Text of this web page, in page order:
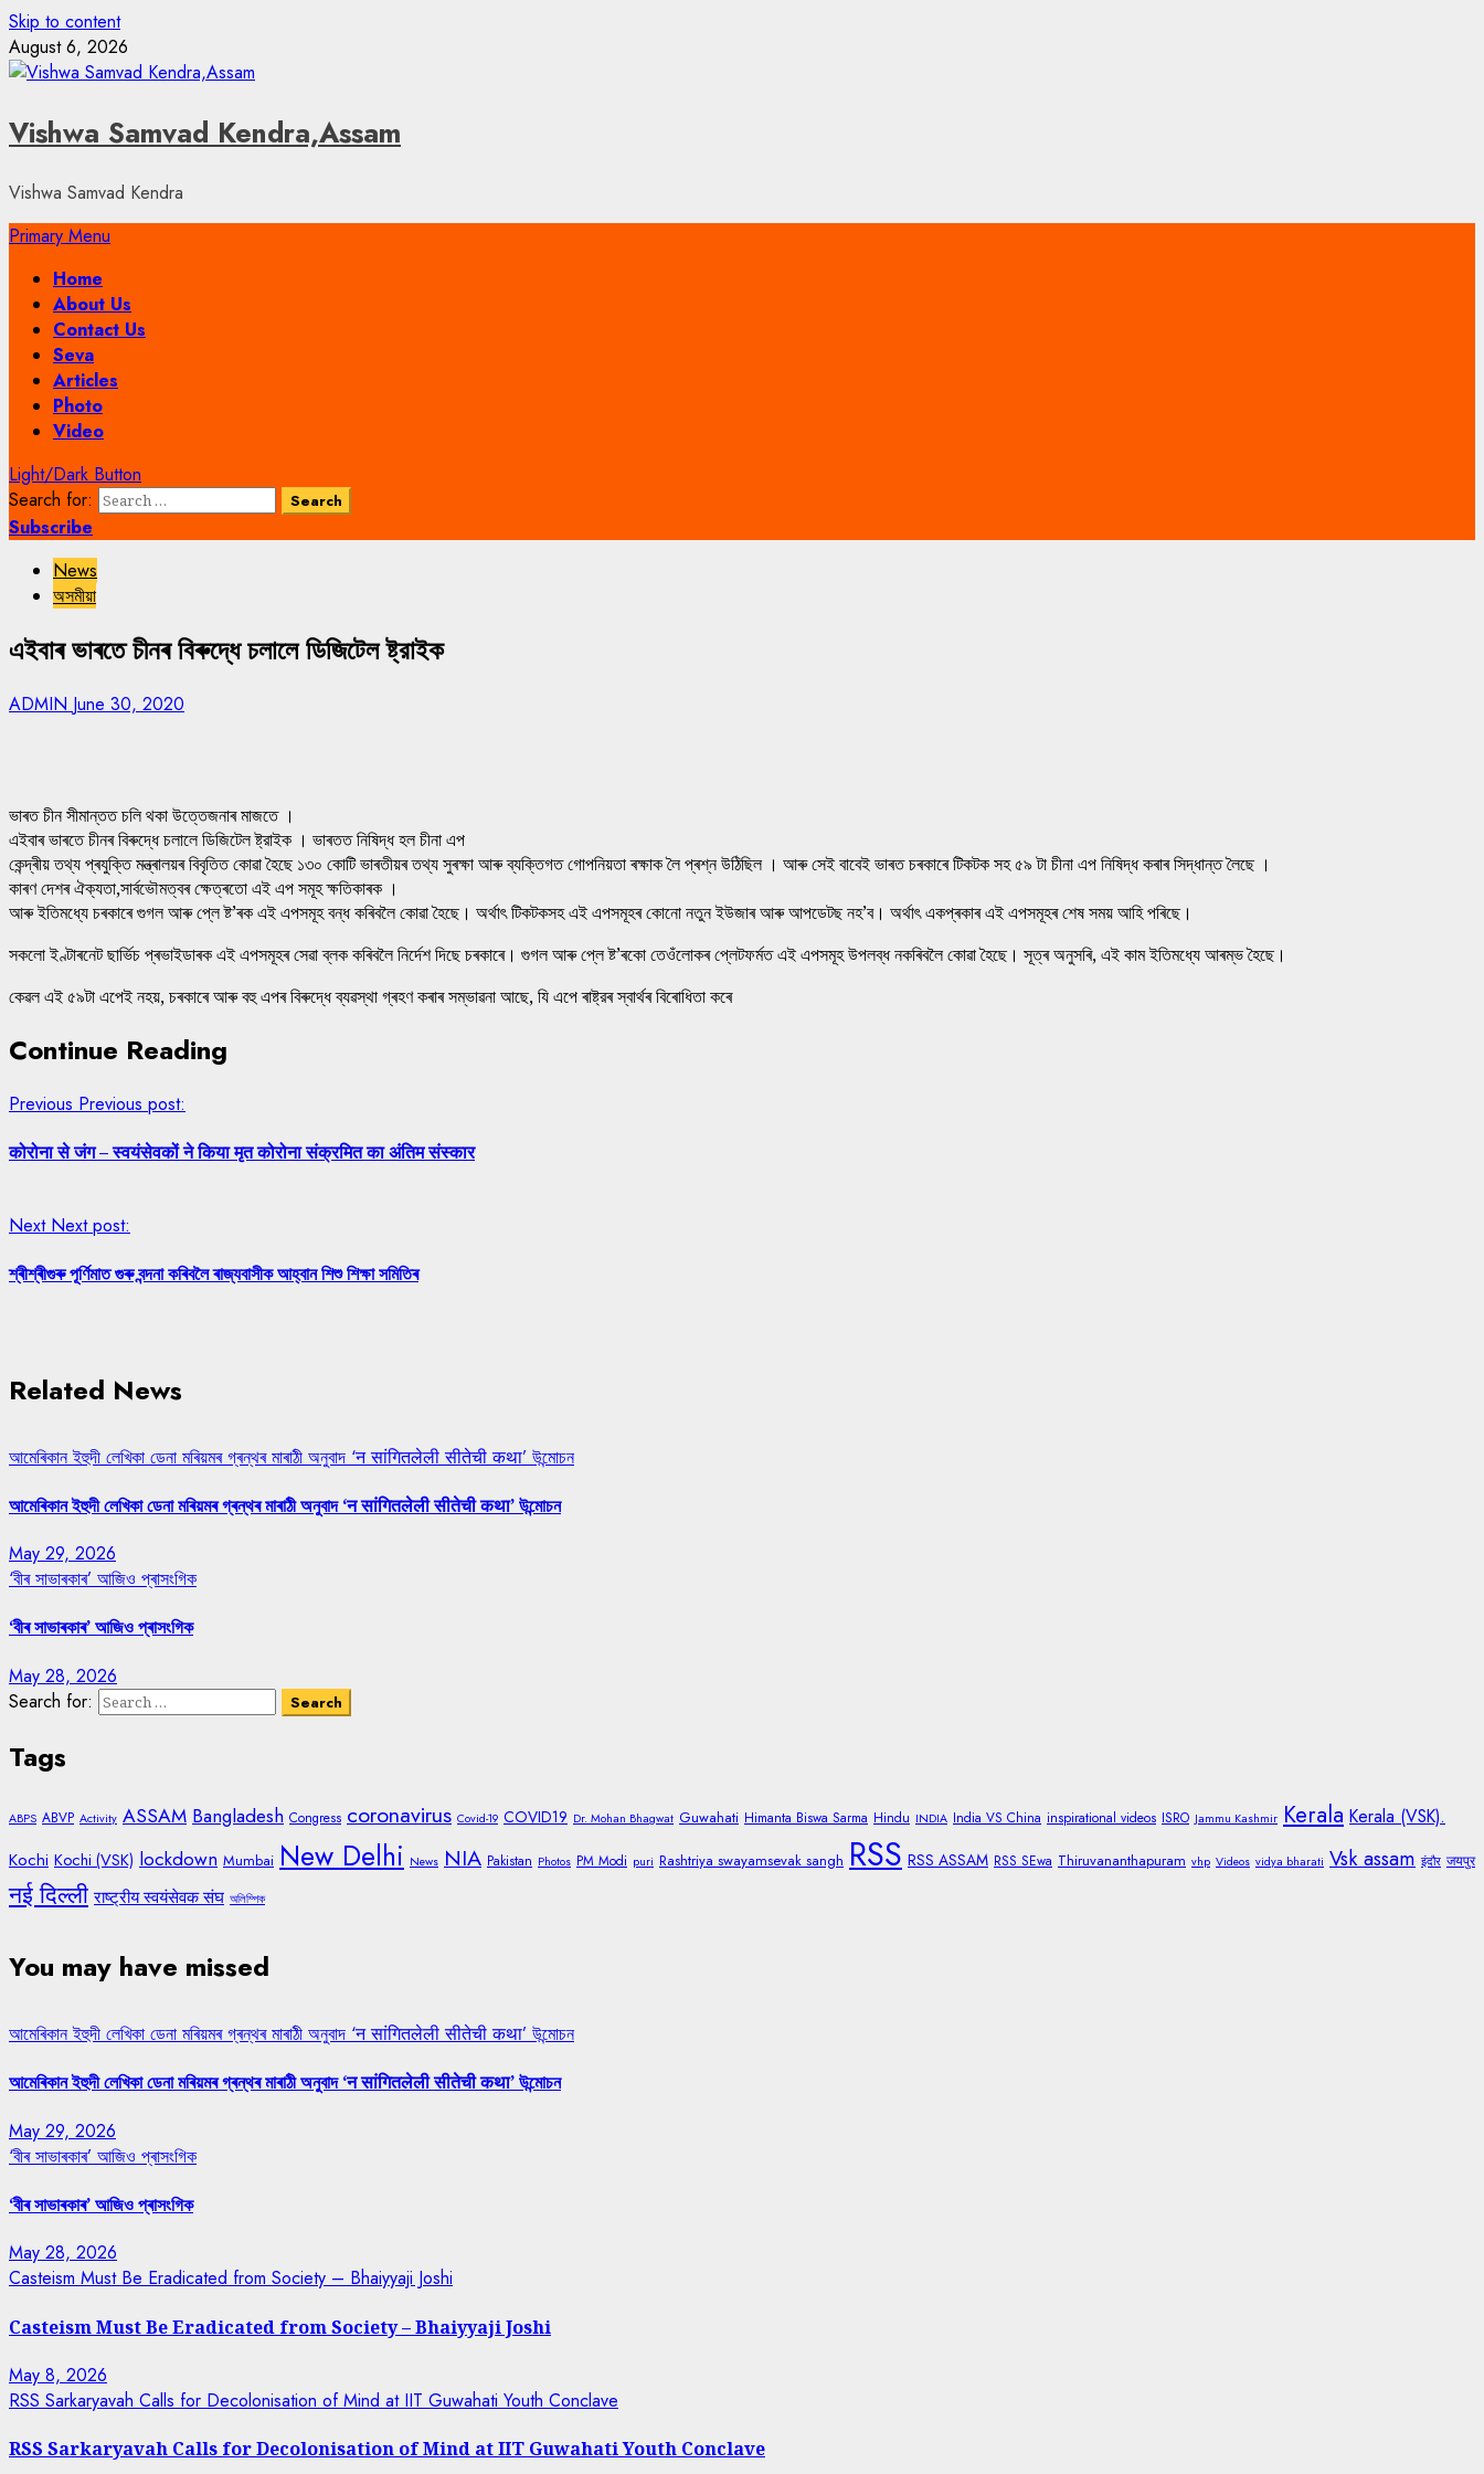
Skip to content
August 6, 2026
Vishwa Samvad Kendra,Assam
Vishwa Samvad Kendra
Primary Menu
Home
About Us
Contact Us
Seva
Articles
Photo
Video
Light/Dark Button
Search for:
Subscribe
News
অসমীয়া
এইবাৰ ভাৰতে চীনৰ বিৰুদ্ধে চলালে ডিজিটেল ষ্ট্রাইক
ADMIN June 30, 2020
ভাৰত চীন সীমান্তত চলি থকা উত্তেজনাৰ মাজতে ।
এইবাৰ ভাৰতে চীনৰ বিৰুদ্ধে চলালে ডিজিটেল ষ্ট্রাইক । ভাৰতত নিষিদ্ধ হল চীনা এপ
কেন্দ্ৰীয় তথ্য প্ৰযুক্তি মন্ত্ৰালয়ৰ বিবৃতিত কোৱা হৈছে ১৩০ কোটি ভাৰতীয়ৰ তথ্য সুৰক্ষা আৰু ব্যক্তিগত গোপনিয়তা ৰক্ষাক লৈ প্ৰশ্ন উঠিছিল । আৰু সেই বাবেই ভাৰত চৰকাৰে টিকটক সহ ৫৯ টা চীনা এপ নিষিদ্ধ কৰাৰ সিদ্ধান্ত লৈছে ।
কাৰণ দেশৰ ঐক্যতা,সাৰ্বভৌমত্বৰ ক্ষেত্ৰতো এই এপ সমূহ ক্ষতিকাৰক ।
আৰু ইতিমধ্যে চৰকাৰে গুগল আৰু প্লে ষ্ট’ৰক এই এপসমূহ বন্ধ কৰিবলৈ কোৱা হৈছে। অৰ্থাৎ টিকটকসহ এই এপসমূহৰ কোনো নতুন ইউজাৰ আৰু আপডেটছ নহ’ব। অৰ্থাৎ একপ্ৰকাৰ এই এপসমূহৰ শেষ সময় আহি পৰিছে।
সকলো ইণ্টাৰনেট ছাৰ্ভিচ প্ৰভাইডাৰক এই এপসমূহৰ সেৱা ব্লক কৰিবলৈ নিৰ্দেশ দিছে চৰকাৰে। গুগল আৰু প্লে ষ্ট’ৰকো তেওঁলোকৰ প্লেটফৰ্মত এই এপসমূহ উপলব্ধ নকৰিবলৈ কোৱা হৈছে। সূত্ৰ অনুসৰি, এই কাম ইতিমধ্যে আৰম্ভ হৈছে।
কেৱল এই ৫৯টা এপেই নহয়, চৰকাৰে আৰু বহু এপৰ বিৰুদ্ধে ব্যৱস্থা গ্ৰহণ কৰাৰ সম্ভাৱনা আছে, যি এপে ৰাষ্ট্রৰ স্বাৰ্থৰ বিৰোধিতা কৰে
Continue Reading
Previous Previous post:
कोरोना से जंग – स्वयंसेवकों ने किया मृत कोरोना संक्रमित का अंतिम संस्कार
Next Next post:
শ্ৰীশ্ৰীগুৰু পূৰ্ণিমাত গুৰু বন্দনা কৰিবলৈ ৰাজ্যবাসীক আহ্বান শিশু শিক্ষা সমিতিৰ
Related News
আমেৰিকান ইহুদী লেখিকা ডেনা মৰিয়মৰ গ্ৰন্থৰ মাৰাঠী অনুবাদ ‘न सांगितलेली सीतेची कथा’ উন্মোচন
আমেৰিকান ইহুদী লেখিকা ডেনা মৰিয়মৰ গ্ৰন্থৰ মাৰাঠী অনুবাদ ‘न सांगितलेली सीतेची कथा’ উন্মোচন
May 29, 2026
‘বীৰ সাভাৰকাৰ’ আজিও প্ৰাসংগিক
‘বীৰ সাভাৰকাৰ’ আজিও প্ৰাসংগিক
May 28, 2026
Search for:
Tags
ABPS ABVP Activity ASSAM Bangladesh Congress coronavirus Covid-19 COVID19 Dr. Mohan Bhagwat Guwahati Himanta Biswa Sarma Hindu INDIA India VS China inspirational videos ISRO Jammu Kashmir Kerala Kerala (VSK).
Kochi Kochi (VSK) lockdown Mumbai New Delhi News NIA Pakistan Photos PM Modi puri Rashtriya swayamsevak sangh RSS RSS ASSAM RSS SEwa Thiruvananthapuram vhp Videos vidya bharati Vsk assam इंदौर जयपुर
नई दिल्ली राष्ट्रीय स्वयंसेवक संघ অলিম্পিক
You may have missed
আমেৰিকান ইহুদী লেখিকা ডেনা মৰিয়মৰ গ্ৰন্থৰ মাৰাঠী অনুবাদ ‘न सांगितलेली सीतेची कथा’ উন্মোচন
আমেৰিকান ইহুদী লেখিকা ডেনা মৰিয়মৰ গ্ৰন্থৰ মাৰাঠী অনুবাদ ‘न सांगितलेली सीतेची कथा’ উন্মোচন
May 29, 2026
‘বীৰ সাভাৰকাৰ’ আজিও প্ৰাসংগিক
‘বীৰ সাভাৰকাৰ’ আজিও প্ৰাসংগিক
May 28, 2026
Casteism Must Be Eradicated from Society – Bhaiyyaji Joshi
Casteism Must Be Eradicated from Society – Bhaiyyaji Joshi
May 8, 2026
RSS Sarkaryavah Calls for Decolonisation of Mind at IIT Guwahati Youth Conclave
RSS Sarkaryavah Calls for Decolonisation of Mind at IIT Guwahati Youth Conclave